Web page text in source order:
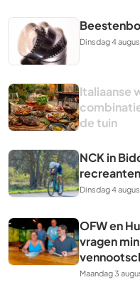
Dinsdag 4
Italiaanse
de tuin
NCK in
Dinsdag 4
OFW en
vragen
Maandag 3